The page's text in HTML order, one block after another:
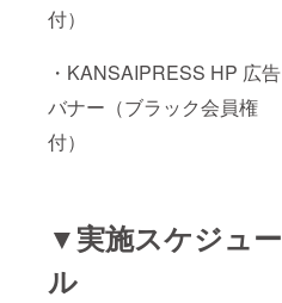
付）
・KANSAIPRESS HP 広告
バナー（ブラック会員権
付）
▼実施スケジュー
ル